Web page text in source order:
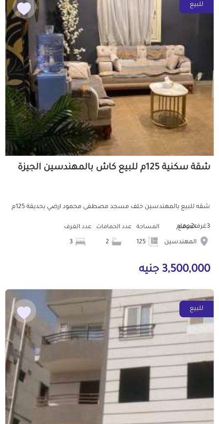
للبيع
شقة سكنية 125م للبيع كاش بالمهندسين الجيزة
شقه للبيع بالمهندسين خلف مسجد مصطفى محمود ارضي بحديقة 125م
3غرف2حمام الموقع
المهندسين
المساحة عدد الحمامات عدد الغرف
3,500,000 جنيه
للبيع